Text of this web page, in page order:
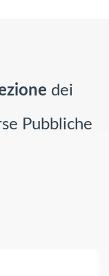
dei
Pubbliche